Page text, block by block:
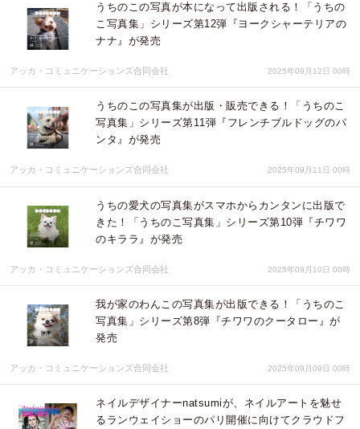
うちのこの写真が本になって出版される！「うちの
こ写真集」シリーズ第12弾『ヨークシャーテリアの
ナナ』が発売
アッカ・コミュニケーションズ合同会社 2025年09月12日 00時
うちのこの写真集が出版・販売できる！「うちのこ
写真集」シリーズ第11弾『フレンチブルドッグのパ
ンタ』が発売
アッカ・コミュニケーションズ合同会社 2025年09月11日 00時
うちの愛犬の写真集がスマホからカンタンに出版で
きた！「うちのこ写真集」シリーズ第10弾『チワワ
のキララ』が発売
アッカ・コミュニケーションズ合同会社 2025年09月10日 00時
我が家のわんこの写真集が出版できる！「うちのこ
写真集」シリーズ第8弾『チワワのクータロー』が
発売
アッカ・コミュニケーションズ合同会社 2025年09月09日 00時
ネイルデザイナーnatsumiが、ネイルアートを魅せ
るランウェイショーのパリ開催に向けてクラウドフ